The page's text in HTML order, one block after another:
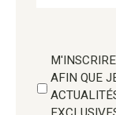
AFIN QUE